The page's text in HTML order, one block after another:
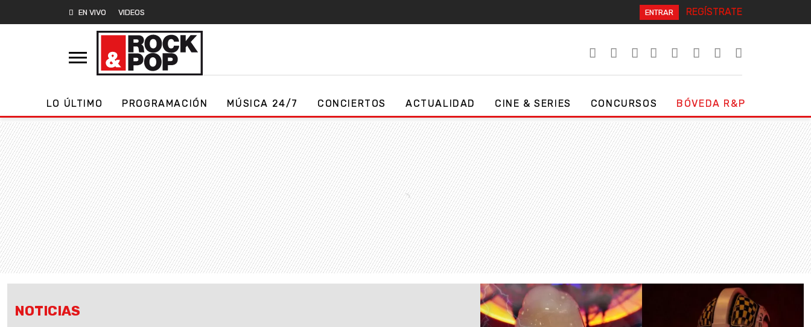
EN VIVO VIDEOS ENTRAR REGÍSTRATE
LO ÚLTIMO PROGRAMACIÓN MÚSICA 24/7 CONCIERTOS ACTUALIDAD CINE & SERIES CONCURSOS BÓVEDA R&P
NOTICIAS